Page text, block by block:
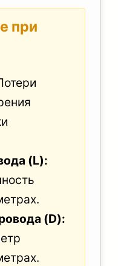
при
(L):
(D):